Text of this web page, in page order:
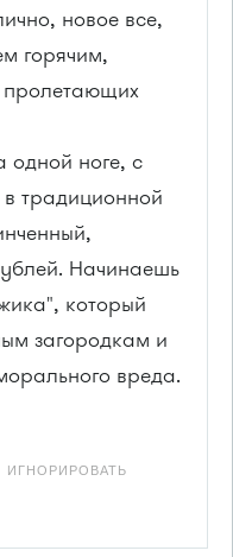
новое все,
горячим,
одной ноге, с
традиционной
Начинаешь
который
загородкам и
вреда.
ИГНОРИРОВАТЬ